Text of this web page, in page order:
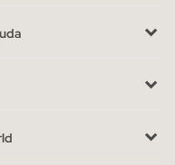
desgastadas, ou com
perfeitamente